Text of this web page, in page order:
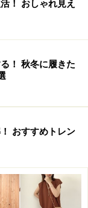
！ おしゃれ見え
！ 秋冬に履きた
おすすめトレン